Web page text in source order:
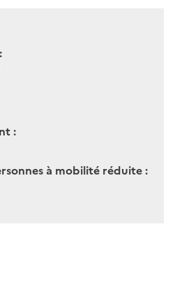
:
à mobilité réduite :